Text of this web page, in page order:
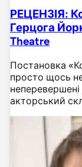
РЕЦЕНЗІЯ:
Герцога
Theatre
Постановка
просто щось
акторський